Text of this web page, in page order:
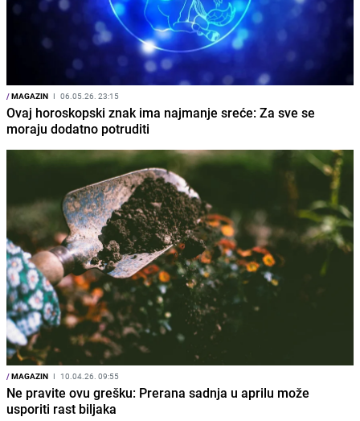
/MAGAZIN I 06.05.26. 23:15
Ovaj horoskopski znak ima najmanje sreće: Za sve se
moraju dodatno potruditi
/MAGAZIN I 10.04.26. 09:55
Ne pravite ovu grešku: Prerana sadnja u aprilu može
usporiti rast biljaka